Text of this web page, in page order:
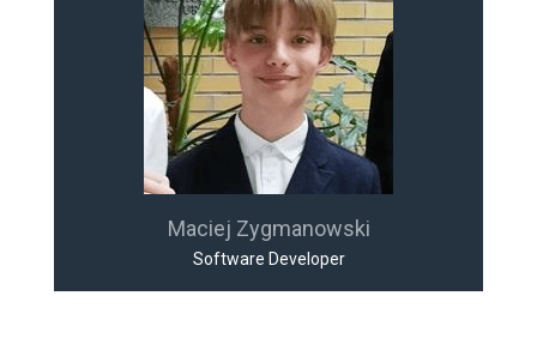
Maciej Zygmanowski
Software Developer